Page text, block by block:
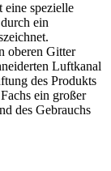
spezielle
ein
oberen Gitter
Luftkanal
des Produkts
ein großer
des Gebrauchs